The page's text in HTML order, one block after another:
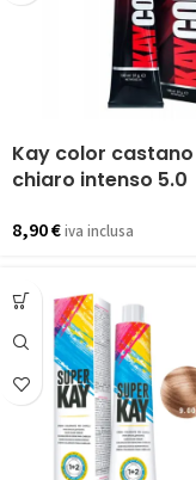
Kay color castano
chiaro intenso 5.0
8,90€iva inclusa